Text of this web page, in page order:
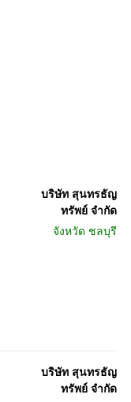
บริษัท สุนทรธัญ
ทรัพย์ จำกัด
จังหวัด ชลบุรี
บริษัท สุนทรธัญ
ทรัพย์ จำกัด